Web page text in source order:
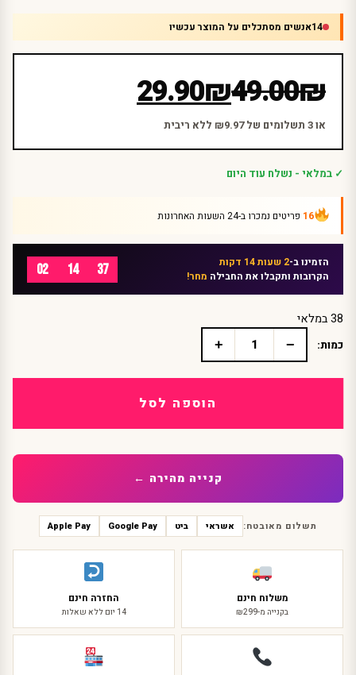
14אנשים מסתכלים על המוצר עכשיו
₪
49.00המחיר
המקורי
היה:
₪
29.90
המחיר
הנוכחי
הוא:
או 3 תשלומים של ₪9.97 ללא ריבית
✓ במלאי - נשלח עוד היום
16 פריטים נמכרו ב-24 השעות האחרונות
הזמינו ב-2 שעות 14 דקות
הקרובות ותקבלו את החבילה מחר! 02 14 37
38 במלאי
כמות
גרביון
כמות: −
+
הוספה לסל
קנייה מהירה ←
תשלום מאובטח: אשראי ביט Google Pay
Apple Pay
משלוח חינם
בקנייה מ-₪299
החזרה חינם
14 יום ללא שאלות